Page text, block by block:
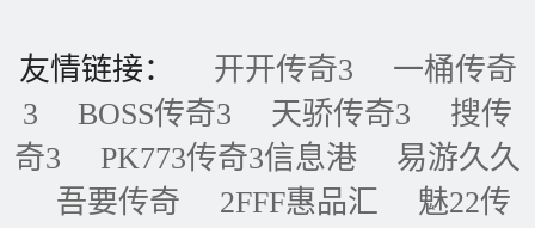
友情链接： 开开传奇3
一桶传奇
3
BOSS传奇3 天骄传奇3
搜传
奇3
PK773传奇3信息港
易游久久
吾要传奇
2FFF惠品汇
魅22传